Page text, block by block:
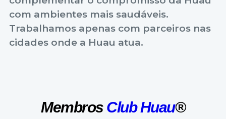
com ambientes mais saudáveis.
Trabalhamos apenas com parceiros nas
cidades onde a Huau atua.
Membros Club Huau®